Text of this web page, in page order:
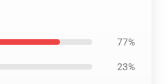
77%
23%